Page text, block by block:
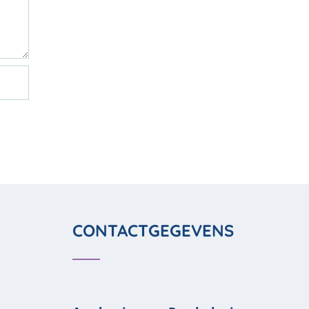
CONTACTGEGEVENS